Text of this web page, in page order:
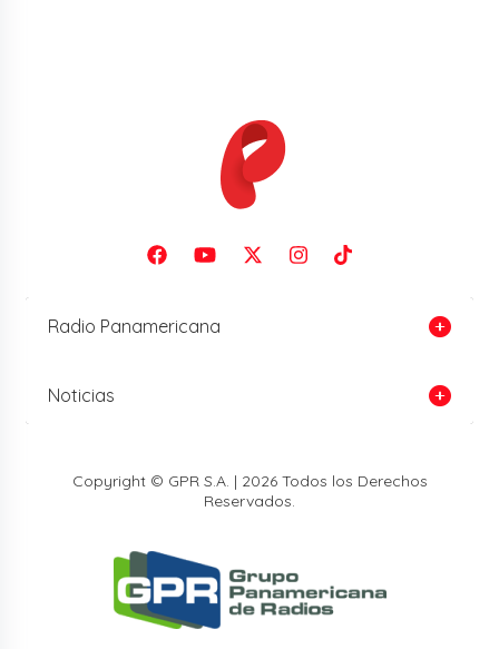
Radio Panamericana
Noticias
Copyright © GPR S.A. | 2026 Todos los Derechos
Reservados.